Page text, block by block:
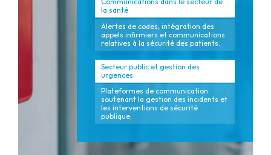
la santé
Alertes de codes, intégration des
appels infirmiers et communications
relatives à la sécurité des patients.
Secteur public et gestion des
urgences
Plateformes de communication
soutenant la gestion des incidents et
les interventions de sécurité
publique.